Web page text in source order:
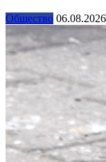
Общество 06.08.2026